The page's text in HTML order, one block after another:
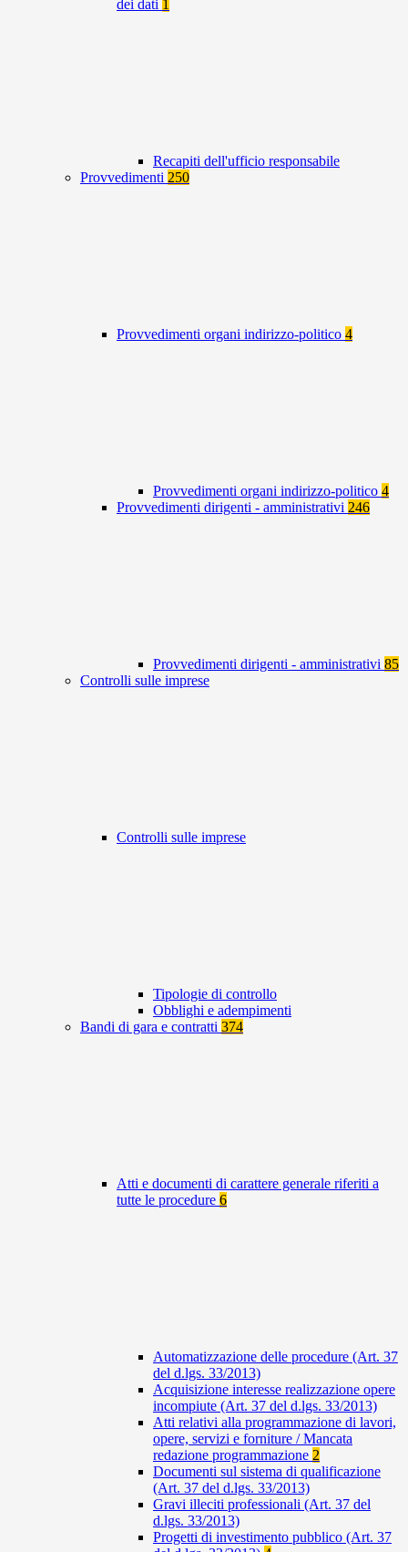
dei dati 1
Recapiti dell'ufficio responsabile
Provvedimenti 250
Provvedimenti organi indirizzo-politico 4
Provvedimenti organi indirizzo-politico 4
Provvedimenti dirigenti - amministrativi 246
Provvedimenti dirigenti - amministrativi 85
Controlli sulle imprese
Controlli sulle imprese
Tipologie di controllo
Obblighi e adempimenti
Bandi di gara e contratti 374
Atti e documenti di carattere generale riferiti a
tutte le procedure 6
Automatizzazione delle procedure (Art. 37
del d.lgs. 33/2013)
Acquisizione interesse realizzazione opere
incompiute (Art. 37 del d.lgs. 33/2013)
Atti relativi alla programmazione di lavori,
opere, servizi e forniture / Mancata
redazione programmazione 2
Documenti sul sistema di qualificazione
(Art. 37 del d.lgs. 33/2013)
Gravi illeciti professionali (Art. 37 del
d.lgs. 33/2013)
Progetti di investimento pubblico (Art. 37